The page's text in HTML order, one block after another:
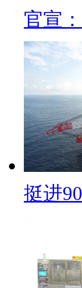
官宣
挺进